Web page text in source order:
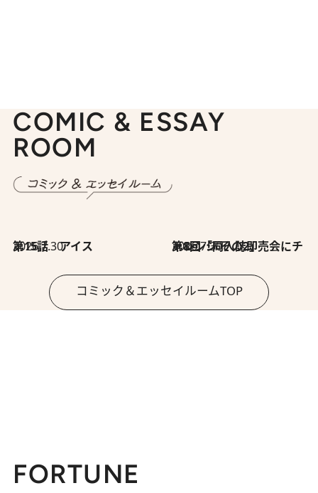
COMIC & ESSAY
ROOM
2026.7.30
第15話 アイス 2026.7.30
第8回「同人誌即売会にチャレンジ その2」
コミック＆エッセイルームTOP
FORTUNE